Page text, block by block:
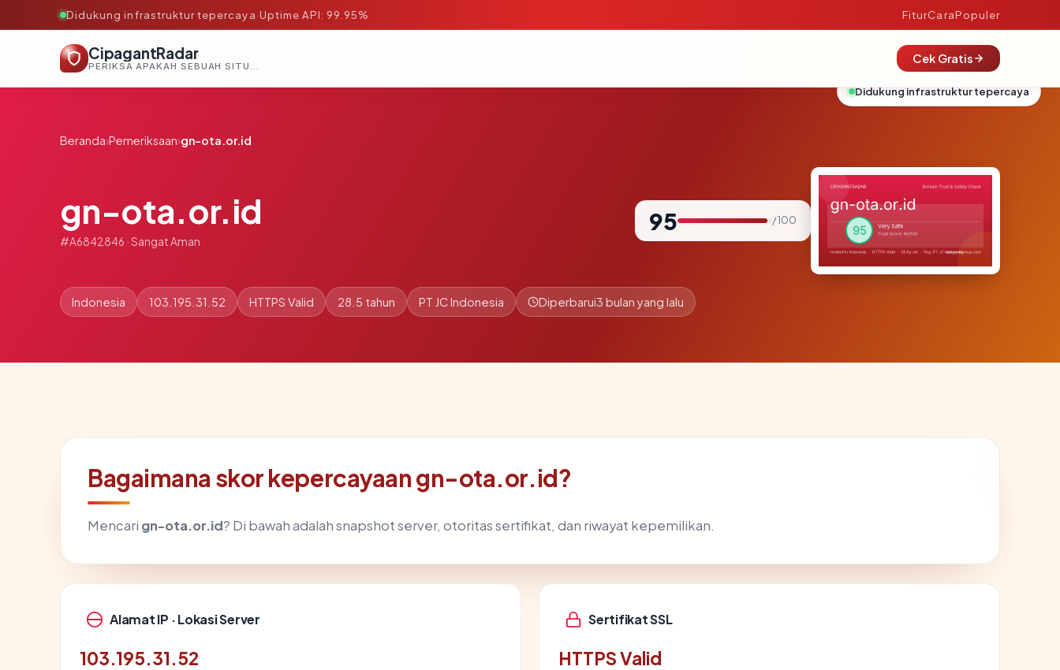
Didukung infrastruktur tepercaya·Uptime API: 99.95% FiturCaraPopuler
CipagantRadar
PERIKSA APAKAH SEBUAH SITUS AMAN, TEPERCAYA, DAN TERVERIFIKASI DALAM HITUNGAN DETIK.
Cek Gratis
Beranda›Pemeriksaan›gn-ota.or.id
gn-ota.or.id
#A6842846 · Sangat Aman
95 / 100
Indonesia 103.195.31.52 HTTPS Valid 28.5 tahun PT JC Indonesia Diperbarui3 bulan yang lalu
Bagaimana skor kepercayaan gn-ota.or.id?
Mencari gn-ota.or.id? Di bawah adalah snapshot server, otoritas sertifikat, dan riwayat kepemilikan.
Alamat IP · Lokasi Server
103.195.31.52
Sertifikat SSL
HTTPS Valid
Didukung infrastruktur tepercaya